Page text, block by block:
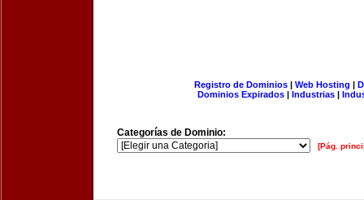
Registro de Dominios| Web Hosting |
Dominios Expirados | Industrias |
Categorías de Dominio:
[Pág.